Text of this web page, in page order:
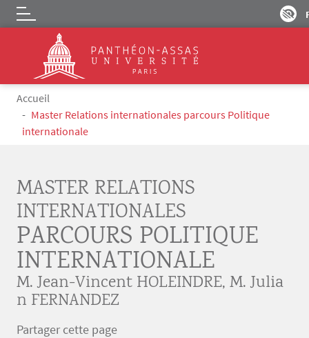
Aller au contenu principal
Logo
Fil d'Ariane
Accueil
Master Relations internationales parcours Politique
internationale
MASTER RELATIONS
INTERNATIONALES
PARCOURS POLITIQUE
INTERNATIONALE
M. Jean-Vincent HOLEINDRE, M. Julia
n FERNANDEZ
Partager cette page